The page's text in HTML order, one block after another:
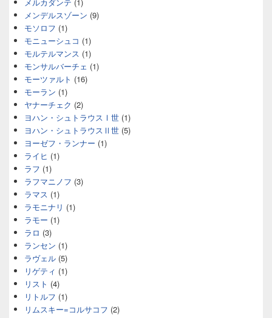
メンデルスゾーン (9)
モソロフ (1)
モニューシュコ (1)
モルテルマンス (1)
モンサルバーチェ (1)
モーツァルト (16)
モーラン (1)
ヤナーチェク (2)
ヨハン・シュトラウスⅠ世 (1)
ヨハン・シュトラウスⅡ世 (5)
ヨーゼフ・ランナー (1)
ライヒ (1)
ラフ (1)
ラフマニノフ (3)
ラマス (1)
ラモニナリ (1)
ラモー (1)
ラロ (3)
ランセン (1)
ラヴェル (5)
リゲティ (1)
リスト (4)
リトルフ (1)
リムスキー=コルサコフ (2)